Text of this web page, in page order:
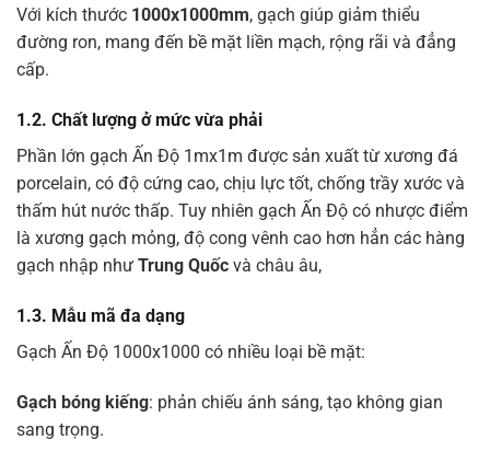
Với kích thước 1000x1000mm, gạch giúp giảm thiểu
đường ron, mang đến bề mặt liền mạch, rộng rãi và đẳng
cấp.
1.2. Chất lượng ở mức vừa phải
Phần lớn gạch Ấn Độ 1mx1m được sản xuất từ xương đá
porcelain, có độ cứng cao, chịu lực tốt, chống trầy xước và
thấm hút nước thấp. Tuy nhiên gạch Ấn Độ có nhược điểm
là xương gạch mỏng, độ cong vênh cao hơn hẳn các hàng
gạch nhập như Trung Quốc và châu âu,
1.3. Mẫu mã đa dạng
Gạch Ấn Độ 1000x1000 có nhiều loại bề mặt:
Gạch bóng kiếng: phản chiếu ánh sáng, tạo không gian
sang trọng.